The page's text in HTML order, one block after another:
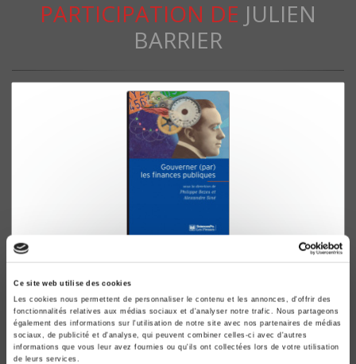
Ce site web utilise des cookies
Les cookies nous permettent de personnaliser le contenu et les annonces, d'offrir des
fonctionnalités relatives aux médias sociaux et d'analyser notre trafic. Nous partageons
également des informations sur l'utilisation de notre site avec nos partenaires de médias
sociaux, de publicité et d'analyse, qui peuvent combiner celles-ci avec d'autres
informations que vous leur avez fournies ou qu'ils ont collectées lors de votre utilisation
de leurs services.
PARTICIPATION DE JULIEN
BARRIER
Gouverner (par) les finances publiques
Philippe Bezes, Alexandre Siné